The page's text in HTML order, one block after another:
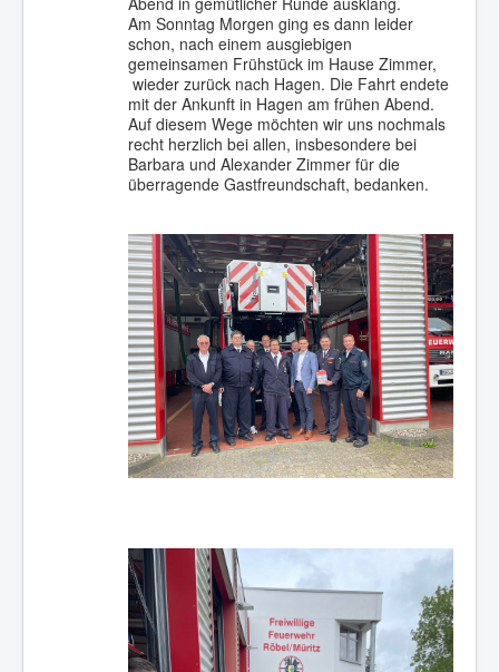
Am Sonntag Morgen ging es dann leider
schon, nach einem ausgiebigen
gemeinsamen Frühstück im Hause Zimmer,
wieder zurück nach Hagen. Die Fahrt endete
mit der Ankunft in Hagen am frühen Abend.
Auf diesem Wege möchten wir uns nochmals
recht herzlich bei allen, insbesondere bei
Barbara und Alexander Zimmer für die
überragende Gastfreundschaft, bedanken.